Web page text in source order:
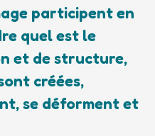
participent en
quel est le
et de structure,
créées,
se déforment et